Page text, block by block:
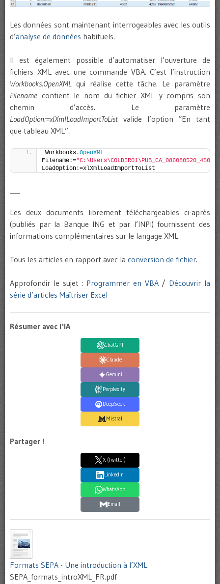
Les données sont maintenant interrogeables avec les outils
d’analyse de données habituels.
Il est également possible d’automatiser l’ouverture de
fichiers XML avec une commande VBA. C’est l’instruction
Workbooks.OpenXML qui réalise cette tâche. Le paramètre
Filename contient le nom du fichier XML y compris son
chemin d’accès. Le paramètre
LoadOption:=xlXmlLoadImportToList valide l’option “En tant
que tableau XML”.
Workbooks.OpenXML
Filename:=
LoadOption:=xlXmlLoadImportToList
Les deux documents librement téléchargeables ci-après
(publiés par la Banque ING et par l’INPI) fournissent des
informations complémentaires sur le langage XML.
Tous les articles en rapport avec la conversion de fichier.
Approfondir le sujet : Programmer en VBA/ Découvrir la
série d’articles Maîtriser Excel
Résumer avec l'IA
ChatGPT
Claude
Gemini
Perplexity
DeepSeek
Mistral
Partager !
X (Twitter)
LinkedIn
WhatsApp
Email
Formats SEPA - Une introduction à l’XML
SEPA_formats_introXML_FR.pdf